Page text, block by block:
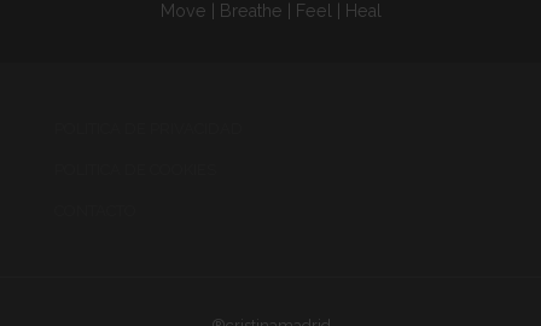
Move | Breathe | Feel | Heal